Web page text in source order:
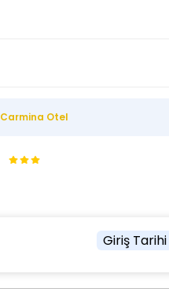
Carmina Otel
Giriş Tarihi